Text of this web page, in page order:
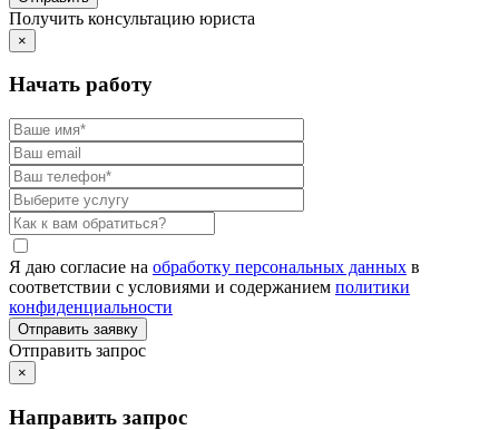
Получить консультацию юриста
×
Начать работу
Я даю согласие на обработку персональных данных в
соответствии с условиями и содержанием политики
конфиденциальности
Отправить запрос
×
Направить запрос